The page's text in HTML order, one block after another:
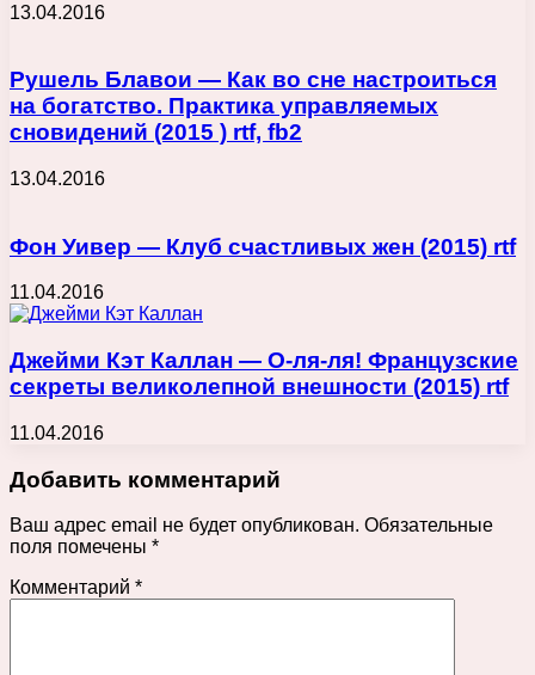
13.04.2016
Рушель Блавои — Как во сне настроиться
на богатство. Практика управляемых
сновидений (2015 ) rtf, fb2
13.04.2016
Фон Уивер — Клуб счастливых жен (2015) rtf
11.04.2016
Джейми Кэт Каллан — О-ля-ля! Французские
секреты великолепной внешности (2015) rtf
11.04.2016
Добавить комментарий
Ваш адрес email не будет опубликован. Обязательные
поля помечены *
Комментарий *